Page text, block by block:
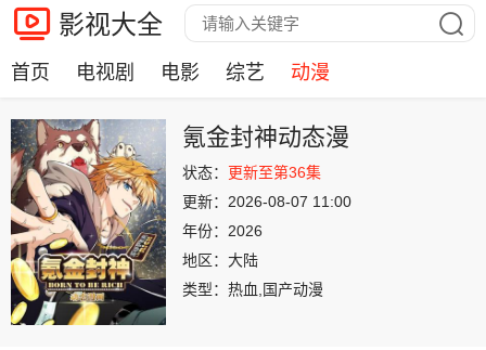
影视大全
首页 电视剧 电影 综艺 动漫
氪金封神动态漫
状态： 更新至第36集
更新： 2026-08-07 11:00
年份： 2026
地区： 大陆
类型： 热血,国产动漫